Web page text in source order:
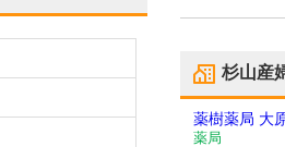
杉山産
薬樹薬局 大
薬局